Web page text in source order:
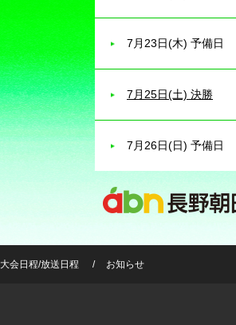
7月23日(木) 予備日
7月25日(土) 決勝
7月26日(日) 予備日
大会日程/放送日程 お知らせ